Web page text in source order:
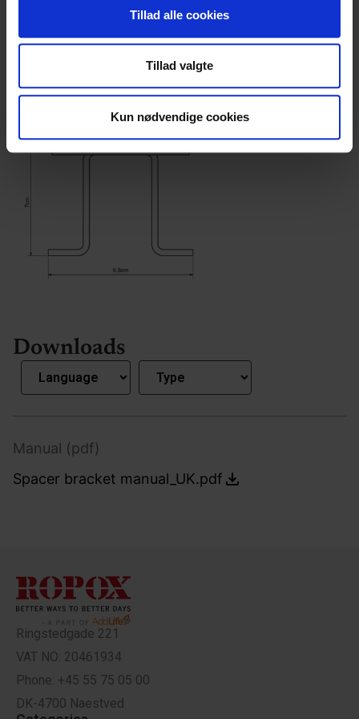
Vi bruger cookies til at tilpasse vores indhold og
at analysere vores trafik. Vi deler også oplysninger om
din brug af vores hjemmeside med vores partnere inden
for sociale medier, annonceringspartnere og
data med andre oplysninger, du har givet dem, eller som
de har indsamlet fra din brug af deres tjenester.
Tillad alle cookies
Tillad valgte
Kun nødvendige cookies
Downloads
Manual (pdf)
Spacer bracket manual_UK.pdf
Ringstedgade 221
VAT NO: 20461934
Phone: +45 55 75 05 00
DK-4700 Naestved